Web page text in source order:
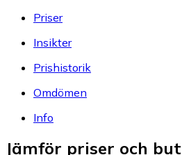
Priser
Insikter
Prishistorik
Omdömen
Info
Jämför priser och